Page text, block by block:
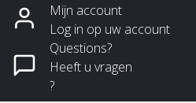
Mijn account
Log in op uw account
Questions?
Heeft u vragen
?